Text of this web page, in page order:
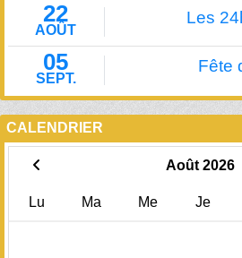
22
AOÛT
Les
05
SEPT.
Fête
CALENDRIER
Août 2026
Lu Ma Me Je